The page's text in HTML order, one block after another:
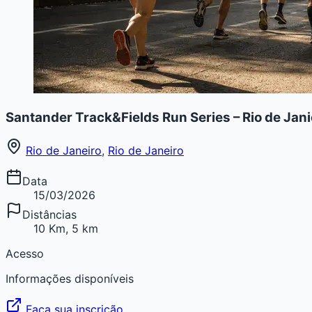
Santander Track&Fields Run Series – Rio de
Rio de Janeiro, Rio de Janeiro
Data
15/03/2026
Distâncias
10 Km, 5 km
Acesso
Informações disponíveis